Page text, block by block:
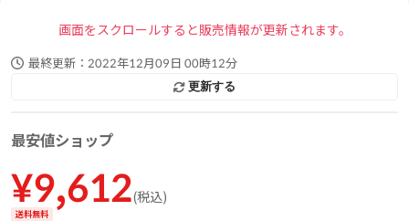
画面をスクロールすると販売情報が更新されます。
最終更新： 2022年12月09日 00時12分
更新する
最安値ショップ
¥9,612(税込)
送料無料